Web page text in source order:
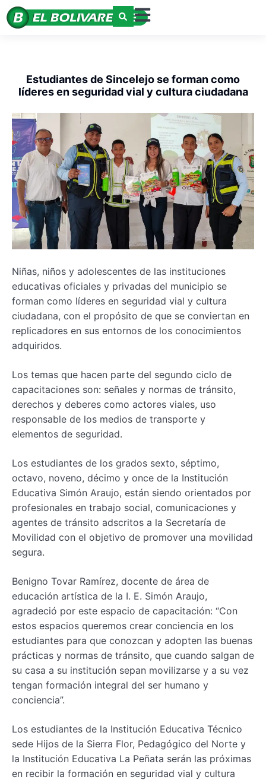
Estudiantes de Sincelejo se forman como
líderes en seguridad vial y cultura ciudadana
Niñas, niños y adolescentes de las instituciones
educativas oficiales y privadas del municipio se
forman como líderes en seguridad vial y cultura
ciudadana, con el propósito de que se conviertan en
replicadores en sus entornos de los conocimientos
adquiridos.
Los temas que hacen parte del segundo ciclo de
capacitaciones son: señales y normas de tránsito,
derechos y deberes como actores viales, uso
responsable de los medios de transporte y
elementos de seguridad.
Los estudiantes de los grados sexto, séptimo,
octavo, noveno, décimo y once de la Institución
Educativa Simón Araujo, están siendo orientados por
profesionales en trabajo social, comunicaciones y
agentes de tránsito adscritos a la Secretaría de
Movilidad con el objetivo de promover una movilidad
segura.
Benigno Tovar Ramírez, docente de área de
educación artística de la I. E. Simón Araujo,
agradeció por este espacio de capacitación: “Con
estos espacios queremos crear conciencia en los
estudiantes para que conozcan y adopten las buenas
prácticas y normas de tránsito, que cuando salgan de
su casa a su institución sepan movilizarse y a su vez
tengan formación integral del ser humano y
conciencia”.
Los estudiantes de la Institución Educativa Técnico
sede Hijos de la Sierra Flor, Pedagógico del Norte y
la Institución Educativa La Peñata serán las próximas
en recibir la formación en seguridad vial y cultura